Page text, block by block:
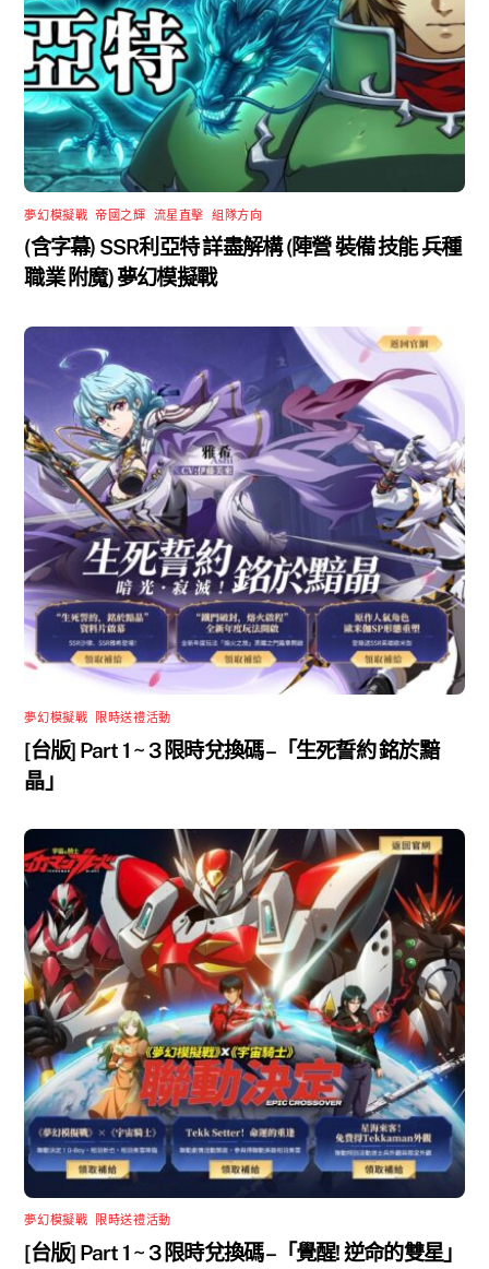
夢幻模擬戰 ,帝國之輝 流星直擊 ,組隊方向
(含字幕) SSR利亞特 詳盡解構 (陣營 裝備 技能 兵種
職業 附魔) 夢幻模擬戰
夢幻模擬戰 限時送禮活動
[台版] Part 1 ~ 3 限時兌換碼 –「生死誓約 銘於黯
晶」
夢幻模擬戰 限時送禮活動
[台版] Part 1 ~ 3 限時兌換碼 –「覺醒! 逆命的雙星」